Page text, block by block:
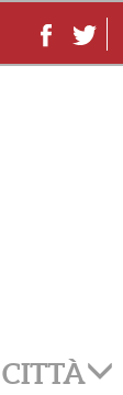
CITTÀ